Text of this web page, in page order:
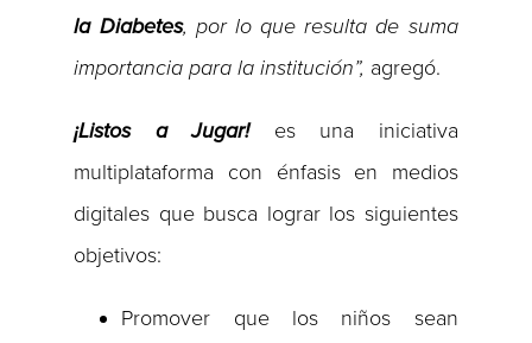
la Diabetes, por lo que resulta de suma
importancia para la institución”, agregó.
¡Listos a Jugar!es una iniciativa
multiplataforma con énfasis en medios
digitales que busca lograr los siguientes
objetivos:
Promover que los niños sean